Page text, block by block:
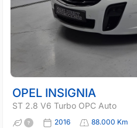
OPEL INSIGNIA
ST 2.8 V6 Turbo OPC Auto
2016 88.000 Km